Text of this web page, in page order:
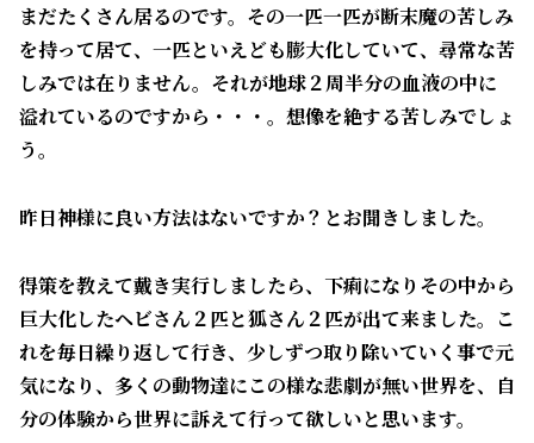
まだたくさん居るのです。その一匹一匹が断末魔の苦しみ
を持って居て、一匹といえども膨大化していて、尋常な苦
しみでは在りません。それが地球２周半分の血液の中に
溢れているのですから・・・。想像を絶する苦しみでしょ
う。
昨日神様に良い方法はないですか？とお聞きしました。
得策を教えて戴き実行しましたら、下痢になりその中から
巨大化したヘビさん２匹と狐さん２匹が出て来ました。こ
れを毎日繰り返して行き、少しずつ取り除いていく事で元
気になり、多くの動物達にこの様な悲劇が無い世界を、自
分の体験から世界に訴えて行って欲しいと思います。